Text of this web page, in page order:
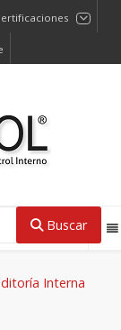
Buscar
Interna